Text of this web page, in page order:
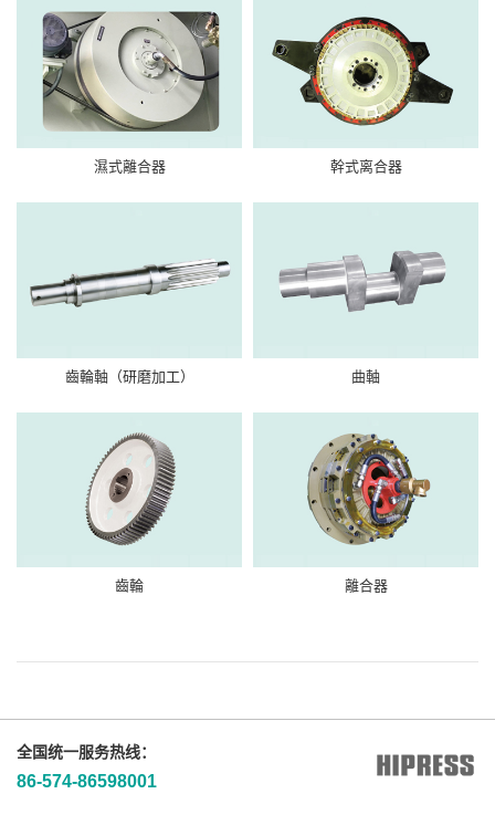
濕式離合器 幹式离合器
齒輪軸（研磨加工） 曲軸
齒輪 離合器
全国统一服务热线：
86-574-86598001